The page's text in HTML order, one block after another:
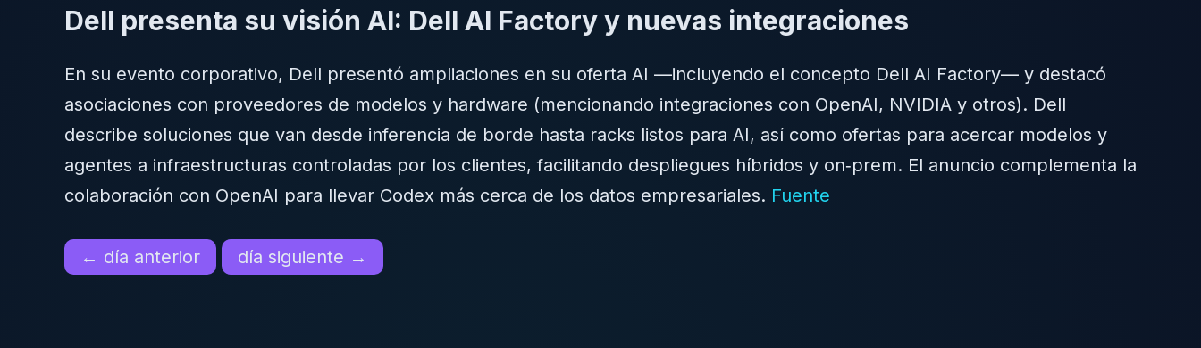
Dell presenta su visión AI: Dell AI Factory y nuevas integraciones
En su evento corporativo, Dell presentó ampliaciones en su oferta AI —incluyendo el concepto Dell AI Factory— y destacó
asociaciones con proveedores de modelos y hardware (mencionando integraciones con OpenAI, NVIDIA y otros). Dell
describe soluciones que van desde inferencia de borde hasta racks listos para AI, así como ofertas para acercar modelos y
agentes a infraestructuras controladas por los clientes, facilitando despliegues híbridos y on‑prem. El anuncio complementa la
colaboración con OpenAI para llevar Codex más cerca de los datos empresariales. Fuente
← día anterior día siguiente →